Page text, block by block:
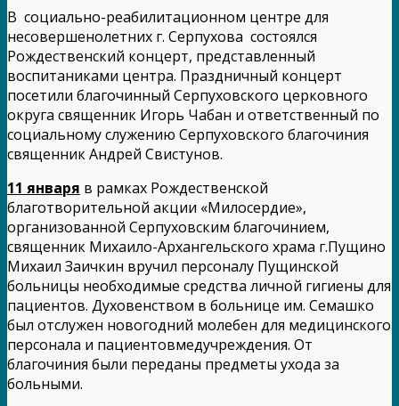
В социально-реабилитационном центре для
несовершенолетних г. Серпухова состоялся
Рождественский концерт, представленный
воспитаниками центра. Праздничный концерт
посетили благочинный Серпуховского церковного
округа священник Игорь Чабан и ответственный по
социальному служению Серпуховского благочиния
священник Андрей Свистунов.
11 января в рамках Рождественской
благотворительной акции «Милосердие»,
организованной Серпуховским благочинием,
священник Михаило-Архангельского храма г.Пущино
Михаил Заичкин вручил персоналу Пущинской
больницы необходимые средства личной гигиены для
пациентов. Духовенством в больнице им. Семашко
был отслужен новогодний молебен для медицинского
персонала и пациентовмедучреждения. От
благочиния были переданы предметы ухода за
больными.